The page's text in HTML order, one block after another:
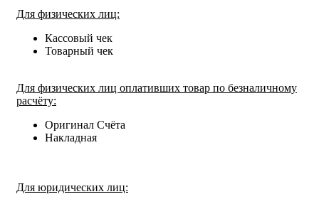
Для физических лиц:
Кассовый чек
Товарный чек
Для физических лиц оплативших товар по безналичному
расчёту:
Оригинал Счёта
Накладная
Для юридических лиц: